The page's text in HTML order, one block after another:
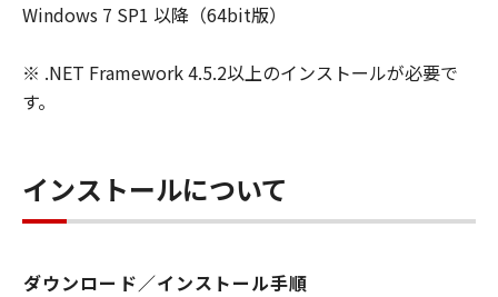
Windows 7 SP1 以降（64bit版）
※ .NET Framework 4.5.2以上のインストールが必要で
す。
インストールについて
ダウンロード／インストール手順